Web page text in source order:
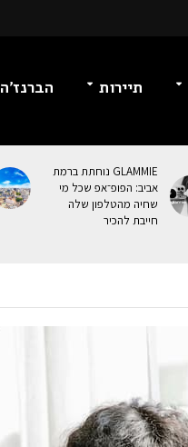
תיירות הברנז’ה
GLAMMIE נוחתת ברמת
אביב: הפופ־אפ שכל מי
שחיה מהטלפון שלה
חייבת להכיר